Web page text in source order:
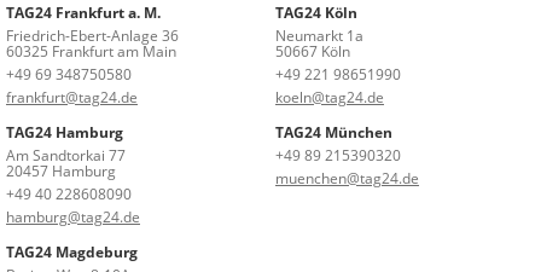
TAG24 Frankfurt a. M.
Friedrich-Ebert-Anlage 36
60325 Frankfurt am Main
+49 69 348750580
frankfurt@tag24.de
TAG24 Köln
Neumarkt 1a
50667 Köln
+49 221 98651990
koeln@tag24.de
TAG24 Hamburg
Am Sandtorkai 77
20457 Hamburg
+49 40 228608090
hamburg@tag24.de
TAG24 München
+49 89 215390320
muenchen@tag24.de
TAG24 Magdeburg